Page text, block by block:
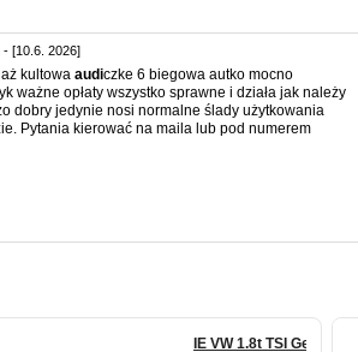
- [10.6. 2026]
kultowa audiczke 6 biegowa autko mocno
ważne opłaty wszystko sprawne i działa jak należy
dobry jedynie nosi normalne ślady użytkowania
Pytania kierować na maila lub pod numerem